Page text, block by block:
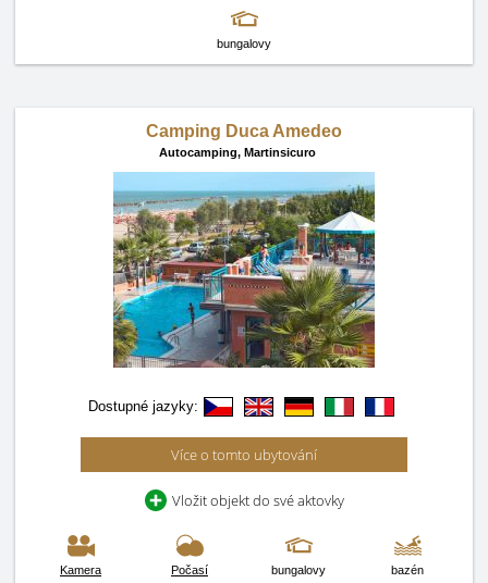
bungalovy
Camping Duca Amedeo
Autocamping, Martinsicuro
Dostupné jazyky:
Více o tomto ubytování
Vložit objekt do své aktovky
Kamera Počasí bungalovy bazén